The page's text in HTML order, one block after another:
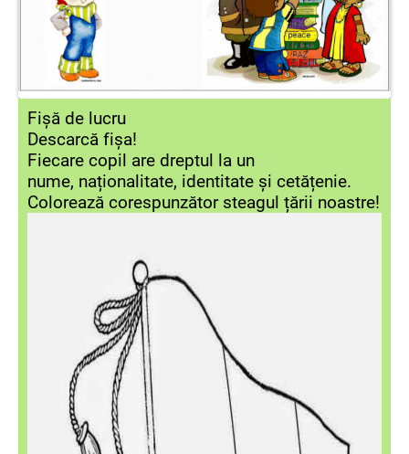
Fișă de lucru
Descarcă fișa!
Fiecare copil are dreptul la un
nume, naționalitate, identitate și cetățenie.
Colorează corespunzător steagul țării noastre!